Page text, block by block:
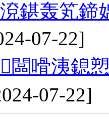
鍖轰笂鍗
07-22]
闆嗗洟鎴
07-22]